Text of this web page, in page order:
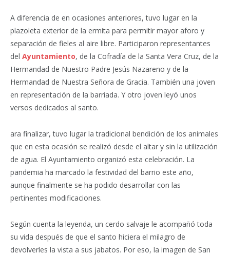
A diferencia de en ocasiones anteriores, tuvo lugar en la
plazoleta exterior de la ermita para permitir mayor aforo y
separación de fieles al aire libre. Participaron representantes
del Ayuntamiento, de la Cofradía de la Santa Vera Cruz, de la
Hermandad de Nuestro Padre Jesús Nazareno y de la
Hermandad de Nuestra Señora de Gracia. También una joven
en representación de la barriada. Y otro joven leyó unos
versos dedicados al santo.
ara finalizar, tuvo lugar la tradicional bendición de los animales
que en esta ocasión se realizó desde el altar y sin la utilización
de agua. El Ayuntamiento organizó esta celebración. La
pandemia ha marcado la festividad del barrio este año,
aunque finalmente se ha podido desarrollar con las
pertinentes modificaciones.
Según cuenta la leyenda, un cerdo salvaje le acompañó toda
su vida después de que el santo hiciera el milagro de
devolverles la vista a sus jabatos. Por eso, la imagen de San